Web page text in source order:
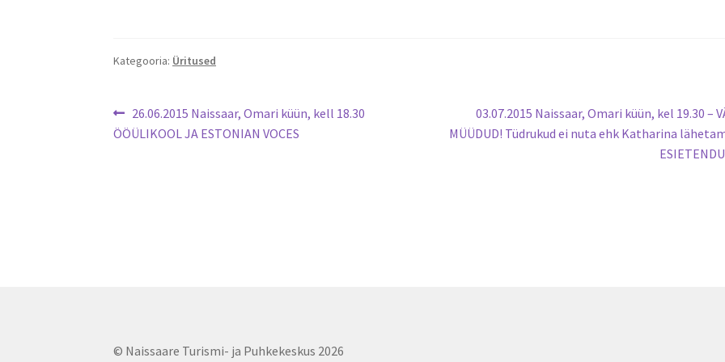
Kategooria: Üritused
Navigeerimine
Eelmine
postitus:
26.06.2015 Naissaar, Omari küün, kell 18.30
ÖÖÜLIKOOL JA ESTONIAN VOCES
Järgmine
postitus:
03.07.2015 Naissaar, Omari küün, kel 19.30 –
MÜÜDUD! Tüdrukud ei nuta ehk Katharina
© Naissaare Turismi- ja Puhkekeskus 2026